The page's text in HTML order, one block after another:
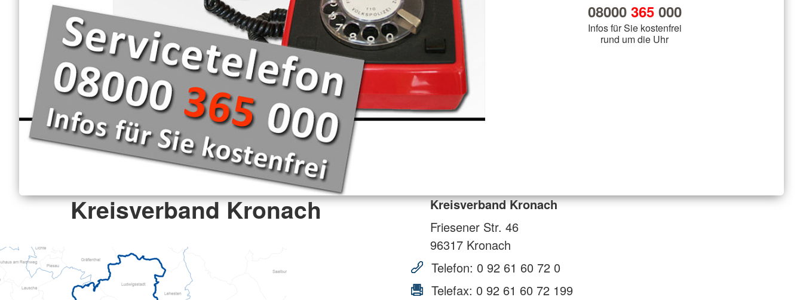
08000 365000
Infos für Sie kostenfrei
rund um die Uhr
Kreisverband Kronach
Kreisverband Kronach
Friesener Str. 46
96317 Kronach
Telefon: 0 92 61 60 72 0
Telefax: 0 92 61 60 72 199